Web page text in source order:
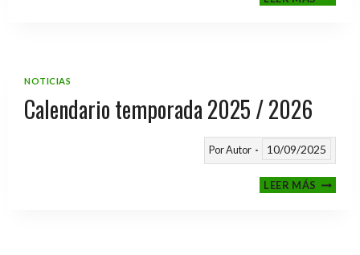
NOTICIAS
Calendario temporada 2025 / 2026
PorAutor 10/09/2025
LEER MÁS